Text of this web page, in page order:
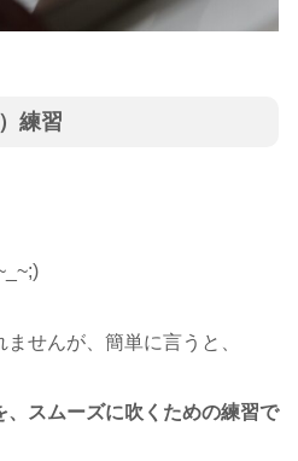
練習
せんが、簡単に言うと、
、スムーズに吹くための練習で